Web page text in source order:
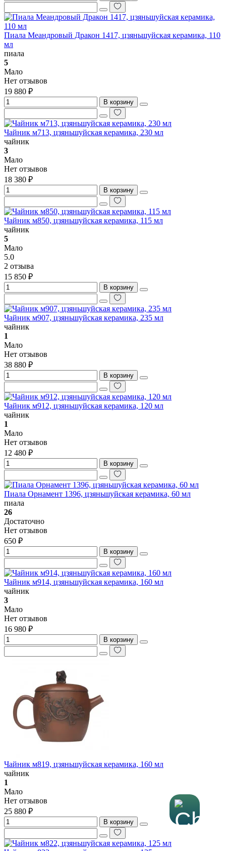
Пиала Меандровый Дракон 1417, цзяньшуйская керамика, 110
мл
пиала
5
Мало
Нет отзывов
19 880 ₽
В корзину
Чайник м713, цзяньшуйская керамика, 230 мл
чайник
3
Мало
Нет отзывов
18 380 ₽
В корзину
Чайник м850, цзяньшуйская керамика, 115 мл
чайник
5
Мало
5.0
2 отзыва
15 850 ₽
В корзину
Чайник м907, цзяньшуйская керамика, 235 мл
чайник
1
Мало
Нет отзывов
38 880 ₽
В корзину
Чайник м912, цзяньшуйская керамика, 120 мл
чайник
1
Мало
Нет отзывов
12 480 ₽
В корзину
Пиала Орнамент 1396, цзяньшуйская керамика, 60 мл
пиала
26
Достаточно
Нет отзывов
650 ₽
В корзину
Чайник м914, цзяньшуйская керамика, 160 мл
чайник
3
Мало
Нет отзывов
16 980 ₽
В корзину
Чайник м819, цзяньшуйская керамика, 160 мл
чайник
1
Мало
Нет отзывов
25 880 ₽
В корзину